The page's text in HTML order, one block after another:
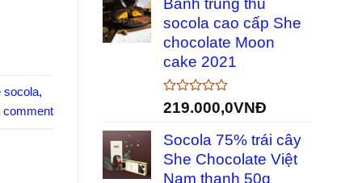
socola,
comment
0
5
sao
Bánh trung thu
socola cao cấp She
chocolate Moon
cake 2021
Được
xếp
0
5
sao
219.000,0VNĐ
Socola 75% trái cây
She Chocolate Việt
Nam thanh 50g